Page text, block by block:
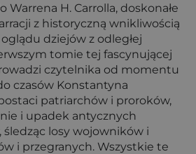
Warrena H. Carrolla, doskonałe
z historyczną wnikliwością
dziejów z odległej
tomie tej fascynującej
czytelnika od momentu
czasów Konstantyna
patriarchów i proroków,
i upadek antycznych
śledząc losy wojowników i
i przegranych. Wszystkie te